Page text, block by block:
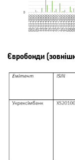
Євробонди